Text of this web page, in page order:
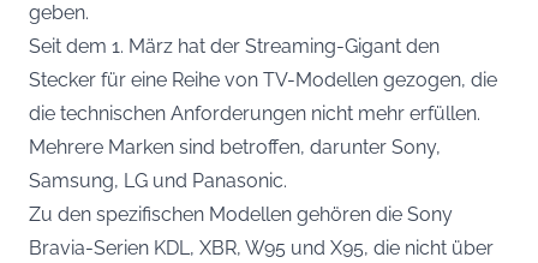
geben.
Seit dem 1. März hat der Streaming-Gigant den
Stecker für eine Reihe von TV-Modellen gezogen, die
die technischen Anforderungen nicht mehr erfüllen.
Mehrere Marken sind betroffen, darunter Sony,
Samsung, LG und Panasonic.
Zu den spezifischen Modellen gehören die Sony
Bravia-Serien KDL, XBR, W95 und X95, die nicht über